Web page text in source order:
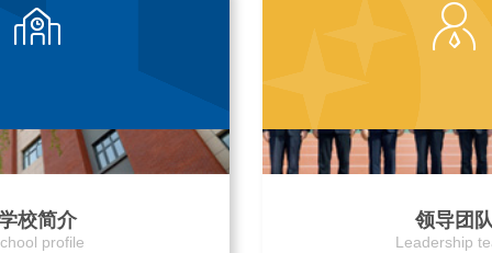
校简介
profile
领导团
Leadership